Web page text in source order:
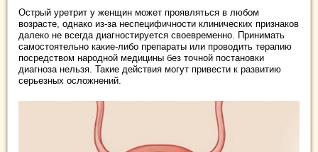
Острый уретрит у женщин может проявляться в любом
возрасте, однако из-за неспецифичности клинических признаков
далеко не всегда диагностируется своевременно. Принимать
самостоятельно какие-либо препараты или проводить терапию
посредством народной медицины без точной постановки
диагноза нельзя. Такие действия могут привести к развитию
серьезных осложнений.